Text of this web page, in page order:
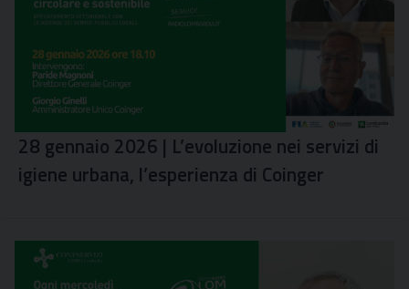
28 gennaio 2026 | L’evoluzione nei servizi di
igiene urbana, l’esperienza di Coinger